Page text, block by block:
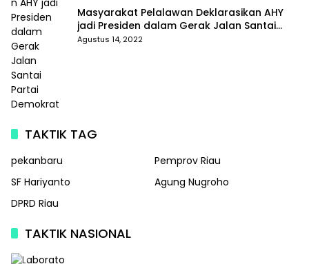
Masyarakat Pelalawan Deklarasikan AHY
jadi Presiden dalam Gerak Jalan Santai
Partai Demokrat
Agustus 14, 2022
TAKTIK TAG
pekanbaru
Pemprov Riau
SF Hariyanto
Agung Nugroho
DPRD Riau
TAKTIK NASIONAL